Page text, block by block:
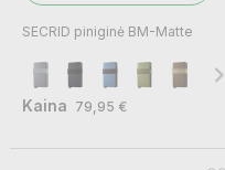
SECRID piniginė BM-Matte
Kaina 79,95 €